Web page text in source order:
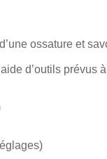
ossature et
d’outils prévus